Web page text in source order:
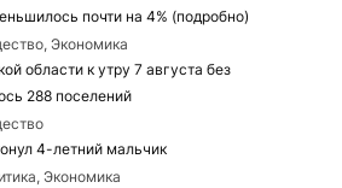
почти на 4% (подробно)
Экономика
области к утру 7 августа без
288 поселений
4-летний мальчик
Экономика